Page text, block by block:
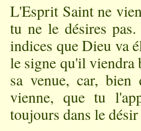
L'Esprit Saint ne
tu ne le désires
indices que Dieu va
le signe qu'il viendra
sa venue, car,
vienne, que tu
toujours dans le